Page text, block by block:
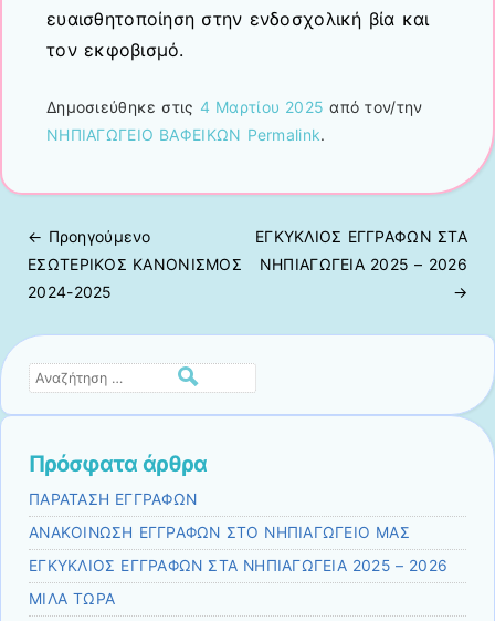
ευαισθητοποίηση στην ενδοσχολική βία και
τον εκφοβισμό.
Δημοσιεύθηκε στις 4 Μαρτίου 2025 από τον/την
ΝΗΠΙΑΓΩΓΕΙΟ ΒΑΦΕΙΚΩΝ Permalink.
Πλοήγηση άρθρων
← Προηγούμενo
ΕΣΩΤΕΡΙΚΟΣ ΚΑΝΟΝΙΣΜΟΣ
2024-2025
ΕΓΚΥΚΛΙΟΣ ΕΓΓΡΑΦΩΝ ΣΤΑ
ΝΗΠΙΑΓΩΓΕΙΑ 2025 – 2026
→
Αναζήτηση
Πρόσφατα άρθρα
ΠΑΡΑΤΑΣΗ ΕΓΓΡΑΦΩΝ
ΑΝΑΚΟΙΝΩΣΗ ΕΓΓΡΑΦΩΝ ΣΤΟ ΝΗΠΙΑΓΩΓΕΙΟ ΜΑΣ
ΕΓΚΥΚΛΙΟΣ ΕΓΓΡΑΦΩΝ ΣΤΑ ΝΗΠΙΑΓΩΓΕΙΑ 2025 – 2026
ΜΙΛΑ ΤΩΡΑ